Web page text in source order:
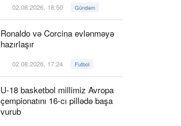
02.08.2026, 18:50 Gündəm
Ronaldo və Corcina evlənməyə
hazırlaşır
02.08.2026, 17:24 Futbol
U-18 basketbol millimiz Avropa
çempionatını 16-cı pillədə başa
vurub